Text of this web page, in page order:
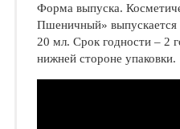
Форма выпуска.
Пшеничный» выпускается
20 мл. Срок годности – 2
нижней стороне упаковки.